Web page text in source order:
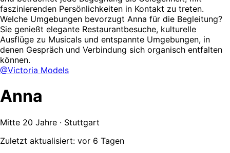
faszinierenden Persönlichkeiten in Kontakt zu treten.
Welche Umgebungen bevorzugt Anna für die Begleitung?
Sie genießt elegante Restaurantbesuche, kulturelle
Ausflüge zu Musicals und entspannte Umgebungen, in
denen Gespräch und Verbindung sich organisch entfalten
können.
@Victoria Models
Anna
Mitte 20 Jahre · Stuttgart
Zuletzt aktualisiert: vor 6 Tagen